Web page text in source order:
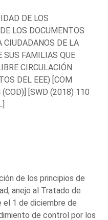
DE LOS
LOS DOCUMENTOS
CIUDADANOS DE LA
SUS FAMILIAS QUE
CIRCULACIÓN
DEL EEE) [COM
[SWD (2018) 110
de los principios de
anejo al Tratado de
el 1 de diciembre de
de control por los